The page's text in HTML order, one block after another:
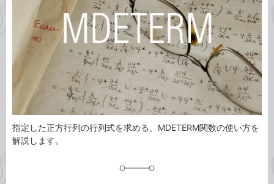
指定した正方行列の行列式を求める、MDETERM関数の使い方を
解説します。